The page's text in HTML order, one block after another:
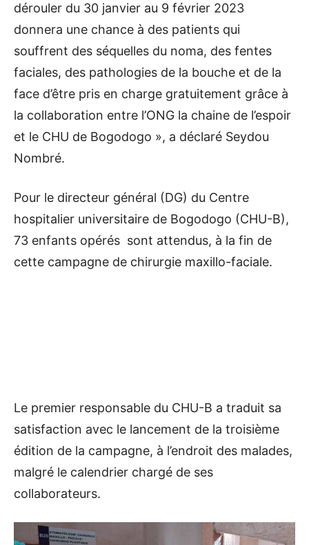
dérouler du 30 janvier au 9 février 2023
donnera une chance à des patients qui
souffrent des séquelles du noma, des fentes
faciales, des pathologies de la bouche et de la
face d’être pris en charge gratuitement grâce à
la collaboration entre l’ONG la chaine de l’espoir
et le CHU de Bogodogo », a déclaré Seydou
Nombré.
Pour le directeur général (DG) du Centre
hospitalier universitaire de Bogodogo (CHU-B),
73 enfants opérés sont attendus, à la fin de
cette campagne de chirurgie maxillo-faciale.
Le premier responsable du CHU-B a traduit sa
satisfaction avec le lancement de la troisième
édition de la campagne, à l’endroit des malades,
malgré le calendrier chargé de ses
collaborateurs.